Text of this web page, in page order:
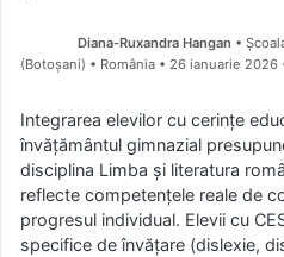
Diana-Ruxandra Hangan •
(Botoşani) • România
26 ianuarie 2026
Integrarea elevilor cu cerințe
învățământul gimnazial
disciplina Limba și literatura
reflecte competențele reale de
progresul individual. Elevii cu
specifice de învățare (dislexie,